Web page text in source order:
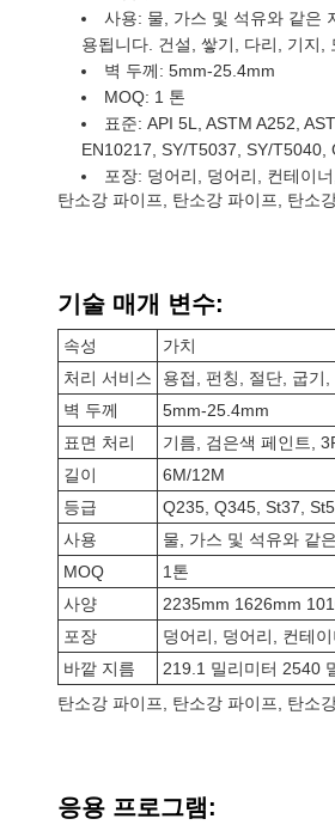
사용: 물, 가스 및 석유와 같은
용됩니다. 건설, 쌓기, 다리, 기지,
벽 두께: 5mm-25.4mm
MOQ: 1 톤
표준: API 5L, ASTM A252,
EN10217, SY/T5037, SY/T5040,
포장: 덩어리, 덩어리, 컨테이
탄소강 파이프, 탄소강 파이프, 탄소
기술 매개 변수:
속성
가치
처리 서비스
용접, 펀칭, 절단, 굽기,
벽 두께
5mm-25.4mm
표면 처리
기름, 검은색 페인트,
길이
6M/12M
등급
Q235, Q345, St37,
사용
물, 가스 및 석유와 같
MOQ
1톤
사양
2235mm 1626mm
포장
덩어리, 덩어리, 컨테
바깥 지름
219.1 밀리미터 2540
탄소강 파이프, 탄소강 파이프, 탄소
응용 프로그램: